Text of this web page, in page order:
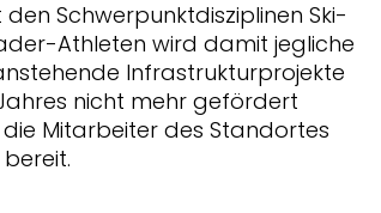
Schwerpunktdisziplinen Ski-
Athleten wird damit jegliche
Infrastrukturprojekte
nicht mehr gefördert
Mitarbeiter des Standortes